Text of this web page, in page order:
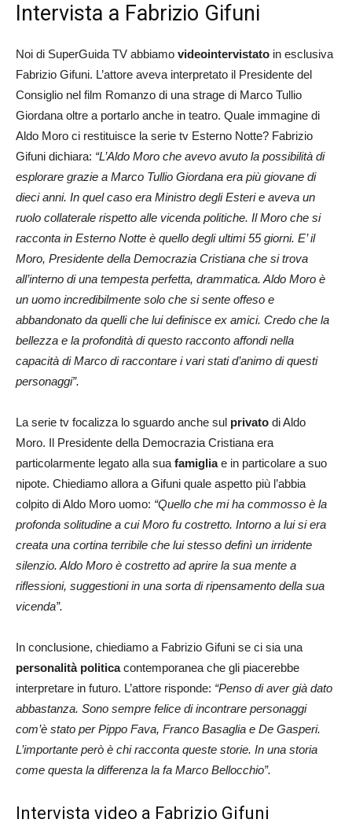
Intervista a Fabrizio Gifuni
Noi di SuperGuida TV abbiamo videointervistato in esclusiva
Fabrizio Gifuni. L’attore aveva interpretato il Presidente del
Consiglio nel film Romanzo di una strage di Marco Tullio
Giordana oltre a portarlo anche in teatro. Quale immagine di
Aldo Moro ci restituisce la serie tv Esterno Notte? Fabrizio
Gifuni dichiara: “L’Aldo Moro che avevo avuto la possibilità di
esplorare grazie a Marco Tullio Giordana era più giovane di
dieci anni. In quel caso era Ministro degli Esteri e aveva un
ruolo collaterale rispetto alle vicenda politiche. Il Moro che si
racconta in Esterno Notte è quello degli ultimi 55 giorni. E’ il
Moro, Presidente della Democrazia Cristiana che si trova
all’interno di una tempesta perfetta, drammatica. Aldo Moro è
un uomo incredibilmente solo che si sente offeso e
abbandonato da quelli che lui definisce ex amici. Credo che la
bellezza e la profondità di questo racconto affondi nella
capacità di Marco di raccontare i vari stati d’animo di questi
personaggi”.
La serie tv focalizza lo sguardo anche sul privato di Aldo
Moro. Il Presidente della Democrazia Cristiana era
particolarmente legato alla sua famigliae in particolare a suo
nipote. Chiediamo allora a Gifuni quale aspetto più l’abbia
colpito di Aldo Moro uomo: “Quello che mi ha commosso è la
profonda solitudine a cui Moro fu costretto. Intorno a lui si era
creata una cortina terribile che lui stesso definì un irridente
silenzio. Aldo Moro è costretto ad aprire la sua mente a
riflessioni, suggestioni in una sorta di ripensamento della sua
vicenda”.
In conclusione, chiediamo a Fabrizio Gifuni se ci sia una
personalità politicacontemporanea che gli piacerebbe
interpretare in futuro. L’attore risponde: “Penso di aver già dato
abbastanza. Sono sempre felice di incontrare personaggi
com’è stato per Pippo Fava, Franco Basaglia e De Gasperi.
L’importante però è chi racconta queste storie. In una storia
come questa la differenza la fa Marco Bellocchio”.
Intervista video a Fabrizio Gifuni